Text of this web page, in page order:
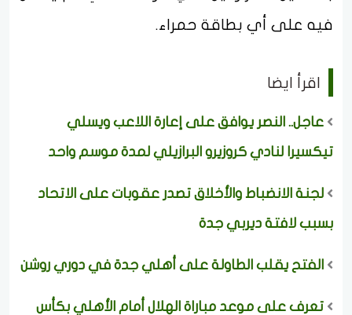
فيه على أي بطاقة حمراء.
اقرأ ايضا
عاجل.. النصر يوافق على إعارة اللاعب ويسلي
تيكسيرا لنادي كروزيرو البرازيلي لمدة موسم واحد
لجنة الانضباط والأخلاق تصدر عقوبات على الاتحاد
بسبب لافتة ديربي جدة
الفتح يقلب الطاولة على أهلي جدة في دوري روشن
تعرف على موعد مباراة الهلال أمام الأهلي بكأس